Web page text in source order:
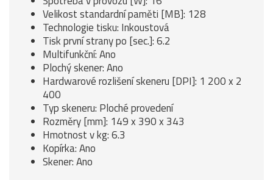
Velikost standardní paměti [MB]: 128
Technologie tisku: Inkoustová
Tisk první strany po [sec.]: 6.2
Multifunkční: Ano
Plochý skener: Ano
Hardwarové rozlišení skeneru [DPI]: 1 200 x 2
400
Typ skeneru: Ploché provedení
Rozměry [mm]: 149 x 390 x 343
Hmotnost v kg: 6.3
Kopírka: Ano
Skener: Ano